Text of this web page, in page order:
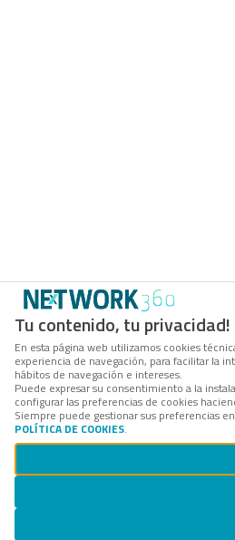
Tu contenido, tu privacidad!
En esta página web utilizamos cookies
experiencia de navegación, para facilitar la
hábitos de navegación e intereses.
Puede expresar su consentimiento a la
configurar las preferencias de cookies
Siempre puede gestionar sus preferencias
POLÍTICA DE COOKIES.